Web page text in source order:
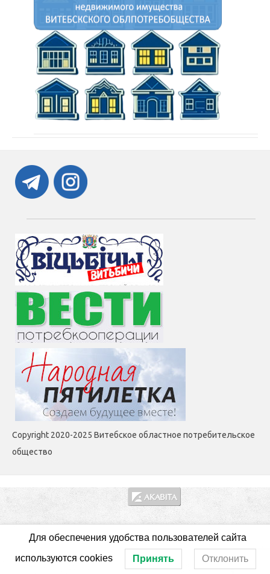
Copyright 2020-2025 Витебское областное потребительское
общество
Для обеспечения удобства пользователей сайта
используются cookies Принять Отклонить